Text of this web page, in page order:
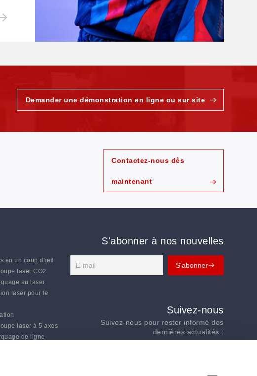
Demander une démonstration en ligne ou sur site
Contactez-nous dès
maintenant
en un coup d'œil
laser CO2
au laser
laser pour le
laser à 5 axes
de ligne
S'abonner à nos nouvelles
Suivez-nous
Suivez-nous pour rester informé des
dernières actualités :